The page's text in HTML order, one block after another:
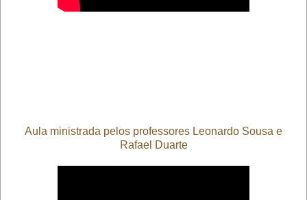
Aula ministrada pelos professores Leonardo Sousa e
Rafael Duarte